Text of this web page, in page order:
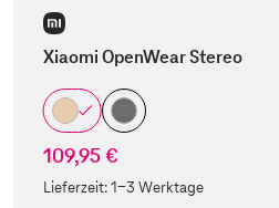
Xiaomi OpenWear Stereo
109,95 €
Lieferzeit:1-3 Werktage